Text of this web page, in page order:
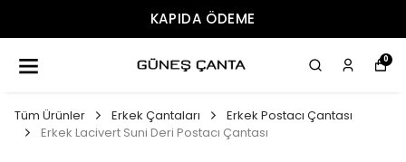
KAPIDA ÖDEME
0
Tüm Ürünler Erkek Çantaları
Erkek Postacı Çantası
Erkek Lacivert Suni Deri Postacı Çantası